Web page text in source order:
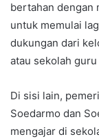
bertahan dengan
untuk memulai
dukungan dari
atau sekolah
Di sisi lain,
Soedarmo dan
mengajar di